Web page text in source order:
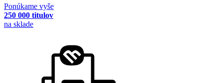
Ponúkame vyše
250 000 titulov
na sklade